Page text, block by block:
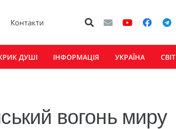
Контакти
ДУШІ ІНФОРМАЦІЯ УКРАЇНА СВІТ
вогонь миру